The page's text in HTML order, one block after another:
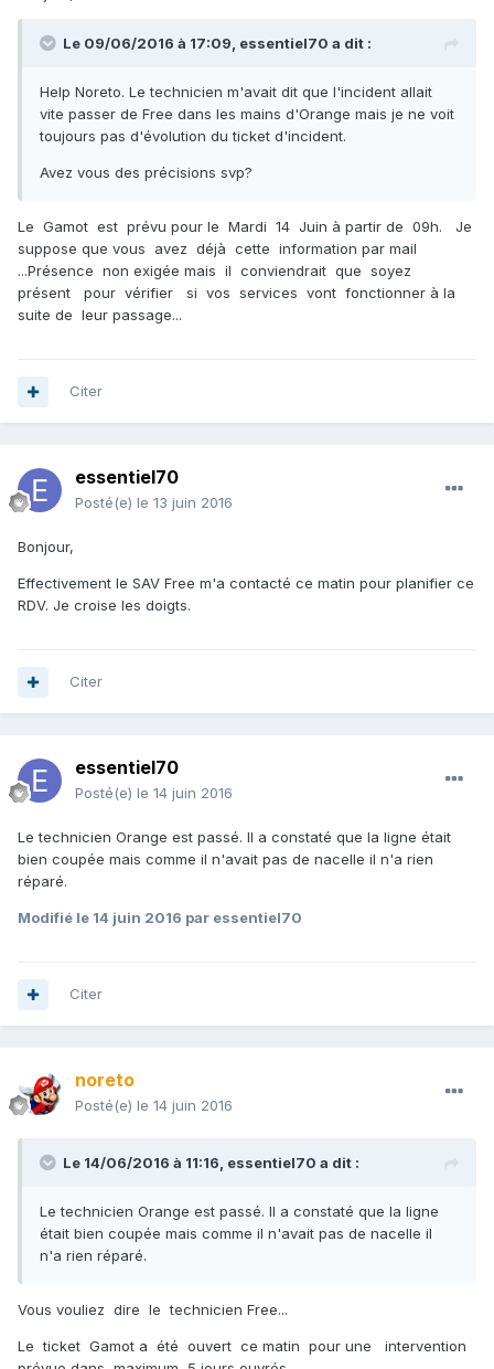
Le 09/06/2016 à 17:09, essentiel70 a dit :
Help Noreto. Le technicien m'avait dit que l'incident allait
vite passer de Free dans les mains d'Orange mais je ne voit
toujours pas d'évolution du ticket d'incident.
Avez vous des précisions svp?
Le Gamot est prévu pour le Mardi 14 Juin à partir de 09h. Je
suppose que vous avez déjà cette information par mail
...Présence non exigée mais il conviendrait que soyez
présent pour vérifier si vos services vont fonctionner à la
suite de leur passage...
Citer
essentiel70
Posté(e) le 13 juin 2016
Bonjour,
Effectivement le SAV Free m'a contacté ce matin pour planifier ce
RDV. Je croise les doigts.
Citer
essentiel70
Posté(e) le 14 juin 2016
Le technicien Orange est passé. Il a constaté que la ligne était
bien coupée mais comme il n'avait pas de nacelle il n'a rien
réparé.
Modifié le 14 juin 2016 par essentiel70
Citer
noreto
Posté(e) le 14 juin 2016
Le 14/06/2016 à 11:16, essentiel70 a dit :
Le technicien Orange est passé. Il a constaté que la ligne
était bien coupée mais comme il n'avait pas de nacelle il
n'a rien réparé.
Vous vouliez dire le technicien Free...
Le ticket Gamot a été ouvert ce matin pour une intervention